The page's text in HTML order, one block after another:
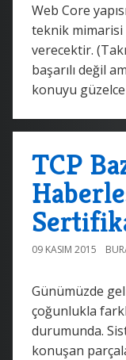
Web Core
teknik mimarisi
verecektir.
başarılı değil
konuyu
TCP
09 KASIM 2015
Günümüzde
çoğunlukla
durumunda.
konuşan